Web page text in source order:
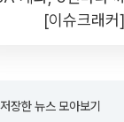
[이슈크래커]
장한 뉴스 모아보기